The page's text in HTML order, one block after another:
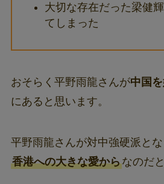
大切な存在だった梁健
てしまった
おそらく平野雨龍さんが中国
にあると思います。
平野雨龍さんが対中強硬派とな
香港への大きな愛からなのだ